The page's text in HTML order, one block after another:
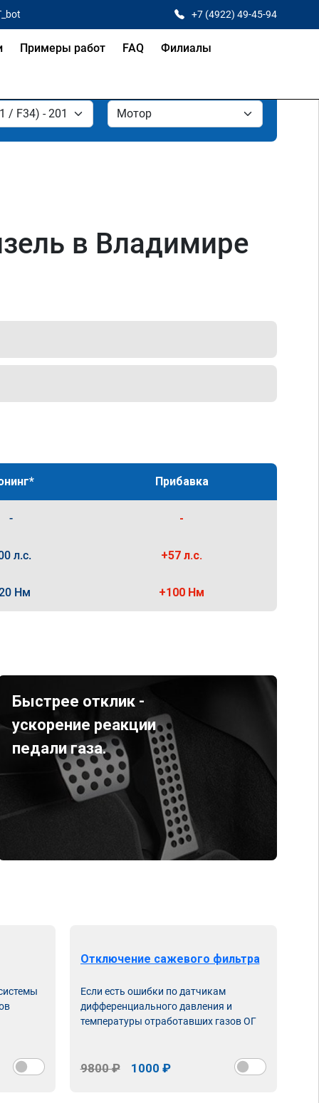
+7 (4922) 49-45-94
Примеры работ FAQ Филиалы
в Владимире
Прибавка
- -
л.с. +57 л.с.
Нм +100 Нм
Быстрее отклик -
ускорение реакции
педали газа.
Отключение сажевого фильтра
Если есть ошибки по датчикам
дифференциального давления и
температуры отработавших газов ОГ
9800 ₽ 1000 ₽